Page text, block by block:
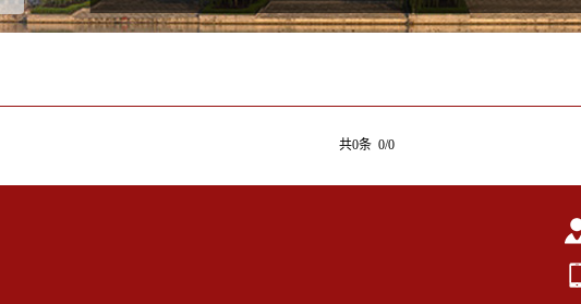
共0条 0/0